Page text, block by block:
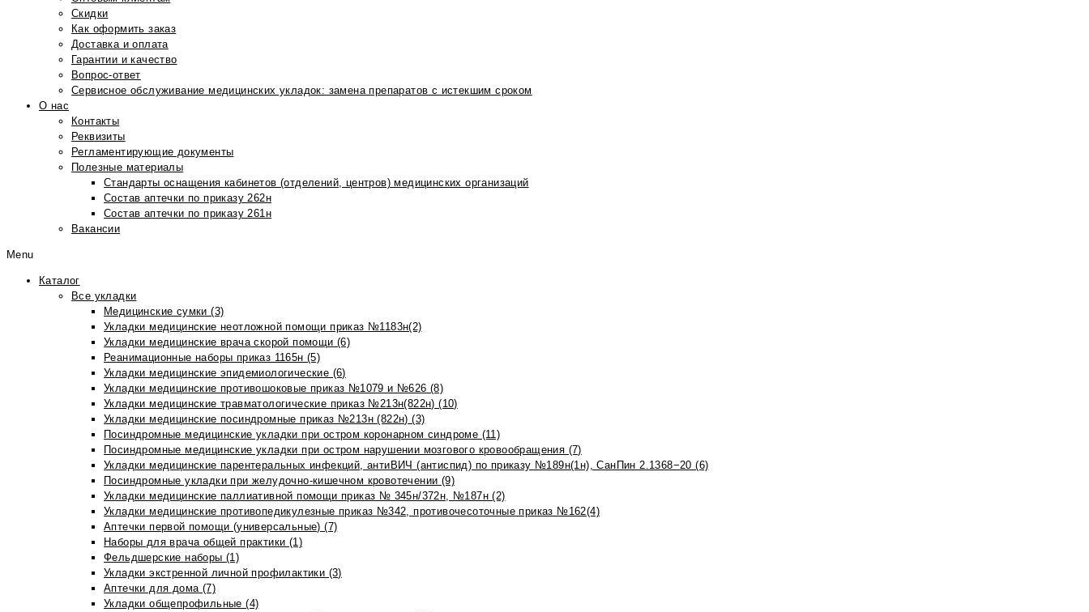
Скидки
Как оформить заказ
Доставка и оплата
Гарантии и качество
Вопрос-ответ
Сервисное обслуживание медицинских укладок: замена препаратов с истекшим сроком
О нас
Контакты
Реквизиты
Регламентирующие документы
Полезные материалы
Стандарты оснащения кабинетов (отделений, центров) медицинских организаций
Состав аптечки по приказу 262н
Состав аптечки по приказу 261н
Вакансии
Menu
Каталог
Все укладки
Медицинские сумки (3)
Укладки медицинские неотложной помощи приказ №1183н(2)
Укладки медицинские врача скорой помощи (6)
Реанимационные наборы приказ 1165н (5)
Укладки медицинские эпидемиологические (6)
Укладки медицинские противошоковые приказ №1079 и №626 (8)
Укладки медицинские травматологические приказ №213н(822н) (10)
Укладки медицинские посиндромные приказ №213н (822н) (3)
Посиндромные медицинские укладки при остром коронарном синдроме (11)
Посиндромные медицинские укладки при остром нарушении мозгового кровообращения (7)
Укладки медицинские парентеральных инфекций, антиВИЧ (антиспид) по приказу №189н(1н), СанПин 2.1368−20 (6)
Посиндромные укладки при желудочно-кишечном кровотечении (9)
Укладки медицинские паллиативной помощи приказ № 345н/372н, №187н (2)
Укладки медицинские противопедикулезные приказ №342, противочесоточные приказ №162(4)
Аптечки первой помощи (универсальные) (7)
Наборы для врача общей практики (1)
Фельдшерские наборы (1)
Укладки экстренной личной профилактики (3)
Аптечки для дома (7)
Укладки общепрофильные (4)